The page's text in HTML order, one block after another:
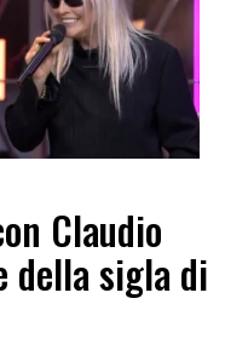
Claudio
della sigla di